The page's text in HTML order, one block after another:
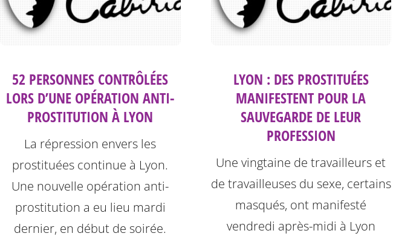
52 PERSONNES CONTRÔLÉES
LORS D’UNE OPÉRATION ANTI-
PROSTITUTION À LYON
La répression envers les
prostituées continue à Lyon.
Une nouvelle opération anti-
prostitution a eu lieu mardi
dernier, en début de soirée.
LYON : DES PROSTITUÉES
MANIFESTENT POUR LA
SAUVEGARDE DE LEUR
PROFESSION
Une vingtaine de travailleurs et
de travailleuses du sexe, certains
masqués, ont manifesté
vendredi après-midi à Lyon